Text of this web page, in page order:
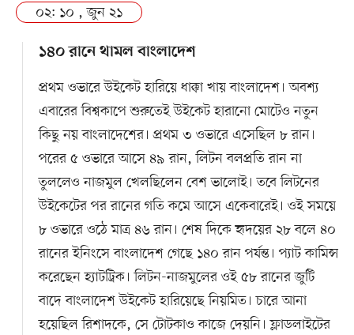
০২: ১০ , জুন ২১
১৪০ রানে থামল বাংলাদেশ
প্রথম ওভারে উইকেট হারিয়ে ধাক্কা খায় বাংলাদেশ। অবশ্য
এবারের বিশ্বকাপে শুরুতেই উইকেট হারানো মোটেও নতুন
কিছু নয় বাংলাদেশের। প্রথম ৩ ওভারে এসেছিল ৮ রান।
পরের ৫ ওভারে আসে ৪৯ রান, লিটন বলপ্রতি রান না
তুললেও নাজমুল খেলছিলেন বেশ ভালোই। তবে লিটনের
উইকেটের পর রানের গতি কমে আসে একেবারেই। ওই সময়ে
৮ ওভারে ওঠে মাত্র ৪৬ রান। শেষ দিকে হৃদয়ের ২৮ বলে ৪০
রানের ইনিংসে বাংলাদেশ গেছে ১৪০ রান পর্যন্ত। প্যাট কামিন্স
করেছেন হ্যাটট্রিক। লিটন-নাজমুলের ওই ৫৮ রানের জুটি
বাদে বাংলাদেশ উইকেট হারিয়েছে নিয়মিত। চারে আনা
হয়েছিল রিশাদকে, সে টোটকাও কাজে দেয়নি। ফ্লাডলাইটের